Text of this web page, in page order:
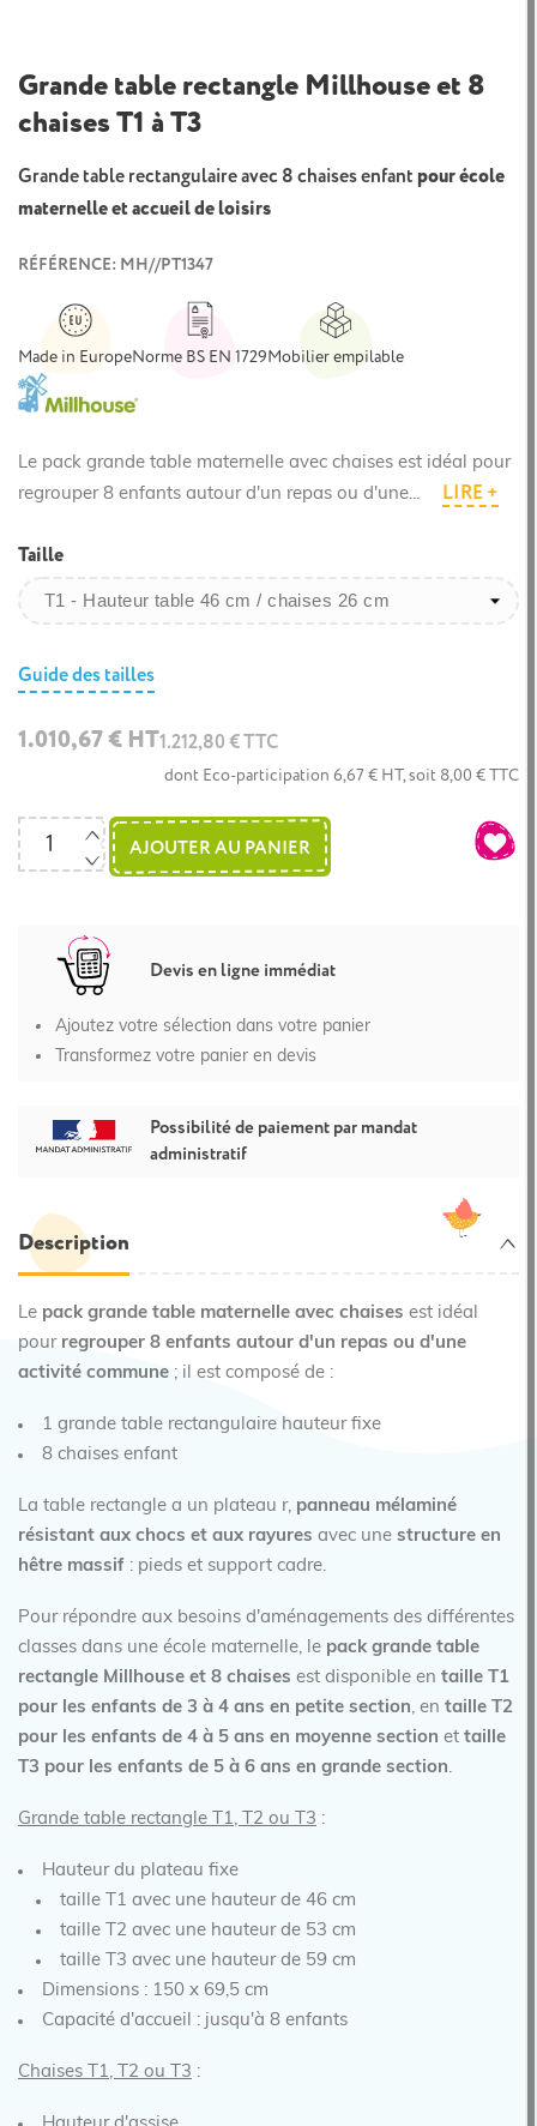
Grande table rectangle Millhouse et 8
chaises T1 à T3
Grande table rectangulaire avec 8 chaises enfant pour école
maternelle et accueil de loisirs
RÉFÉRENCE: MH//PT1347
Made in EuropeNorme BS EN 1729Mobilier empilable
Le pack grande table maternelle avec chaises est idéal pour
regrouper 8 enfants autour d'un repas ou d'une...
LIRE +
Taille
Guide des tailles
1.010,67 € HT1.212,80 € TTC
dont Eco-participation 6,67 € HT, soit 8,00 € TTC
AJOUTER AU PANIER
Devis en ligne immédiat
Ajoutez votre sélection dans votre panier
Transformez votre panier en devis
Possibilité de paiement par mandat
administratif
Description
Le pack grande table maternelle avec chaises est idéal
pour regrouper 8 enfants autour d'un repas ou d'une
activité commune ; il est composé de :
1 grande table rectangulaire hauteur fixe
8 chaises enfant
La table rectangle a un plateau r, panneau mélaminé
résistant aux chocs et aux rayures avec une structure en
hêtre massif : pieds et support cadre.
Pour répondre aux besoins d'aménagements des différentes
classes dans une école maternelle, le pack grande table
rectangle Millhouse et 8 chaises est disponible en taille T1
pour les enfants de 3 à 4 ans en petite section, en taille T2
pour les enfants de 4 à 5 ans en moyenne section et taille
T3 pour les enfants de 5 à 6 ans en grande section.
Grande table rectangle T1, T2 ou T3 :
Hauteur du plateau fixe
taille T1 avec une hauteur de 46 cm
taille T2 avec une hauteur de 53 cm
taille T3 avec une hauteur de 59 cm
Dimensions : 150 x 69,5 cm
Capacité d'accueil : jusqu'à 8 enfants
Chaises T1, T2 ou T3 :